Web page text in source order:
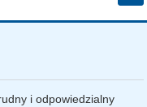
i odpowiedzialny